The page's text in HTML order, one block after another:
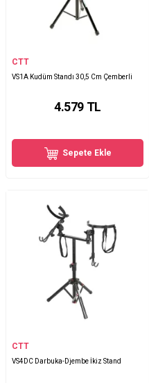
CTT
VS1A Kudüm Standı 30,5 Cm Çemberli
4.579 TL
Sepete Ekle
CTT
VS4DC Darbuka-Djembe İkiz Stand